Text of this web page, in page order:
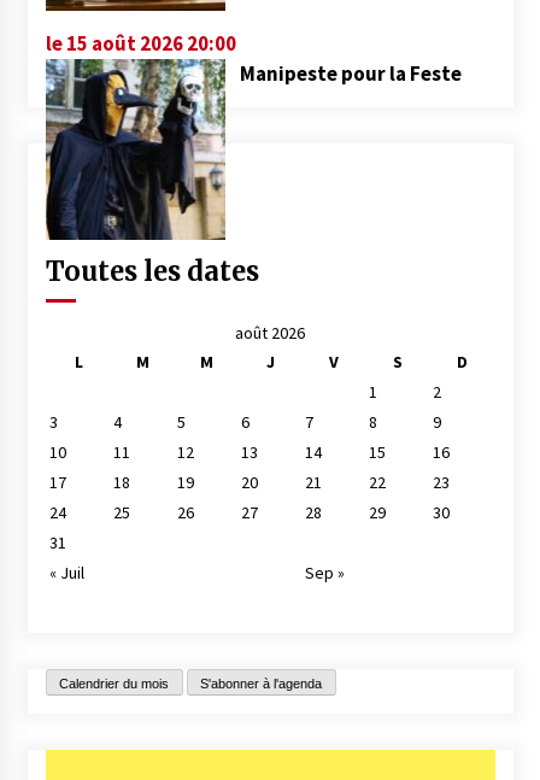
le 15 août 2026 20:00
Manipeste pour la Feste
Toutes les dates
août 2026
L
M M J V S
D
1
2
3
4 5 6 7 8
9
10
11 12 13 14 15
16
17
18 19 20 21 22
23
24
25 26 27 28 29
30
31
« Juil
Sep »
Calendrier du mois S'abonner à l'agenda